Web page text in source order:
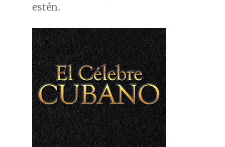
estén.